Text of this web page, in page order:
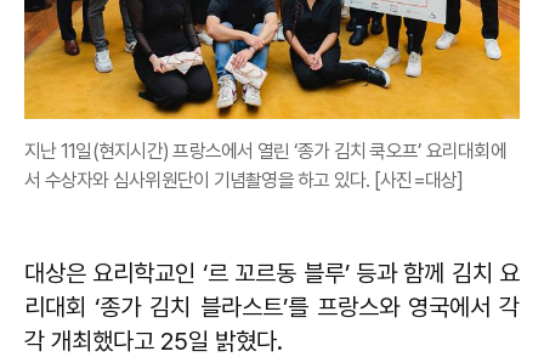
지난 11일(현지시간) 프랑스에서 열린 ‘종가 김치 쿡오프’ 요리대회에
서 수상자와 심사위원단이 기념촬영을 하고 있다. [사진=대상]
대상은 요리학교인 ‘르 꼬르동 블루’ 등과 함께 김치 요
리대회 ‘종가 김치 블라스트’를 프랑스와 영국에서 각
각 개최했다고 25일 밝혔다.